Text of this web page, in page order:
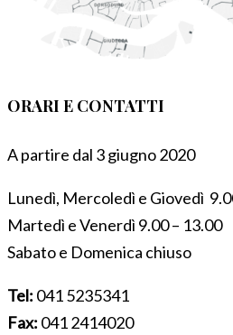
ORARI E CONTATTI
A partire dal 3 giugno 2020
Lunedì, Mercoledì e Giovedì
Martedì e Venerdì 9.00 – 13.00
Sabato e Domenica chiuso
Tel: 041 5235341
Fax: 041 2414020